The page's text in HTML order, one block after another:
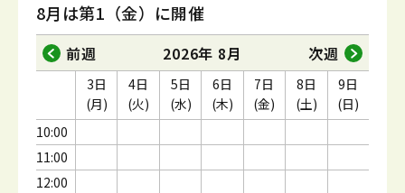
8月は第1（金）に開催
前週 2026年 8月 次週
10:00
11:00
12:00
3日
(月)
4日
(火)
5日
(水)
6日
(木)
7日
(金)
8日
(土)
9日
(日)